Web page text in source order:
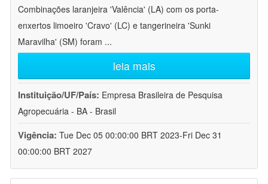
Combinações laranjeira 'Valência' (LA) com os porta-
enxertos limoeiro 'Cravo' (LC) e tangerineira 'Sunki
Maravilha' (SM) foram ...
leia mais
Instituição/UF/País: Empresa Brasileira de Pesquisa
Agropecuária - BA - Brasil
Vigência: Tue Dec 05 00:00:00 BRT 2023-Fri Dec 31
00:00:00 BRT 2027